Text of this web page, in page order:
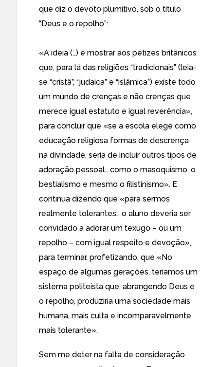
que diz o devoto plumitivo, sob o título
“Deus e o repolho”:
«A ideia (…) é mostrar aos petizes britânicos
que, para lá das religiões “tradicionais” (leia-
se “cristã”, “judaica” e “islâmica”) existe todo
um mundo de crenças e não crenças que
merece igual estatuto e igual reverência»,
para concluir que «se a escola elege como
educação religiosa formas de descrença
na divindade, seria de incluir outros tipos de
adoração pessoal… como o masoquismo, o
bestialismo e mesmo o filistinismo». E
continua dizendo que «para sermos
realmente tolerantes… o aluno deveria ser
convidado a adorar um texugo – ou um
repolho – com igual respeito e devoção»,
para terminar, profetizando, que «No
espaço de algumas gerações, teríamos um
sistema politeísta que, abrangendo Deus e
o repolho, produziria uma sociedade mais
humana, mais culta e incomparavelmente
mais tolerante».
Sem me deter na falta de consideração